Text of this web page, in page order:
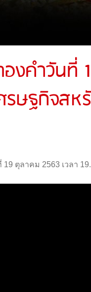
งคำวันที่
รษฐกิจสห
19 ตุลาคม 2563 เวลา